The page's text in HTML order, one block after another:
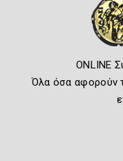
ONLINE
Όλα όσα αφορούν